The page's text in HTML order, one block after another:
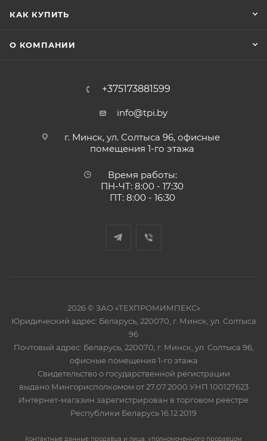
КАК КУПИТЬ
О КОМПАНИИ
+375173881599
info@tpi.by
г. Минск, ул. Солтыса 96, офисные
помещения 1-го этажа
Время работы:
ПН-ЧТ: 8:00 - 17:30
ПТ: 8:00 - 16:30
2026 © ЗАО «ТЕХПРОМИМПЕКС»
Юридический адрес: Беларусь, 220070, г. Минск, ул. Солтыса
96
Почтовый адрес: Беларусь, 220070, г. Минск, ул. Солтыса 96,
офисные помещения 1-го этажа
Свидетельство о государственной регистрации
выдано Мингорисполкомом от 27.07.2000 УНП 100127623
Интернет-магазин зарегистрирован в торговом реестре
Республики Беларусь 16.12.2019
Контактные данные продавца и лица, уполномоченного продавцом